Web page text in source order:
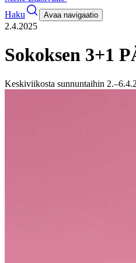
Haku
Avaa navigaatio
2.4.2025
Sokoksen 3+1
Keskiviikosta sunnuntaihin